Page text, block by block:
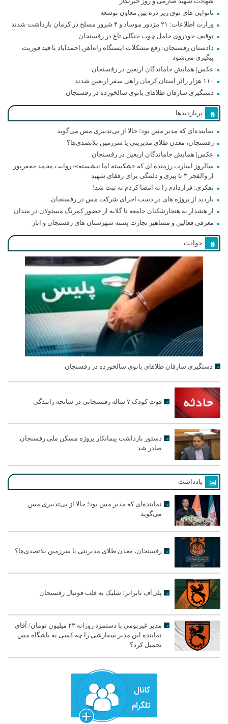
نانوایی های نوق زیر ذره بین معاون توسعه
وزارت اطلاعات: ۲۱ مزدور موساد و ۴ شرور مسلح در کرمان بازداشت شدند
توقیف خودروی حامل چوب جنگلی تاغ در رفسنجان
دادستان رفسنجان: رفع مشکلات ایستگاه راه‌آهن احمدآباد با قید فوریت
پیگیری می‌شود
عکس| همایش جاماندگان اربعین در رفسنجان
۱۱۰ هزار زائر استان کرمان راهی سفر اربعین شدند
دستگیری سارقان طلاهای بانوی سالخورده در رفسنجان
پربازدیدها
نماینده‌ای که مدیر مس بود؛ حالا از بی‌تدبیری مس می‌گوید
رفسنجان، معدن طلای مدیریتی یا سرزمین بلاتصدی‌ها؟
عکس| همایش جاماندگان اربعین در رفسنجان
سالروز اسارت رزمنده ای که «شکسته اما ننشسته»/ روایت محمد جعفرپور
از والفجر ۳ تا پیری و دلتنگی برای رفقای شهید
تفکری: قراردادم را نه امضا کردم نه ثبت شد!
بازدید از پروژه های در دست اجرای شرکت مس در رفسنجان
از هشدار به هنجارشکنان جامعه تا گلایه از حضور کمرنگ مسئولان در میدان
معرفی فعالین و مشاهیر تجارت پسته شهرستان های رفسنجان و انار
حوادث
دستگیری سارقان طلاهای بانوی سالخورده در رفسنجان
فوت کودک ۷ ساله رفسنجانی در سانحه رانندگی
دستور بازداشت پیمانکار پروژه مسکن ملی رفسنجان
صادر شد
یادداشت
نماینده‌ای که مدیر مس بود؛ حالا از بی‌تدبیری مس
می‌گوید
رفسنجان، معدن طلای مدیریتی یا سرزمین بلاتصدی‌ها؟
پلی‌آف نابرابر؛ شلیک به قلب فوتبال رفسنجان
مدیر غیربومی با دستمزد روزانه ۲۳ میلیون تومان/ آقای
نماینده این مدیر سفارشی را چه کسی به باشگاه مس
تحمیل کرد؟